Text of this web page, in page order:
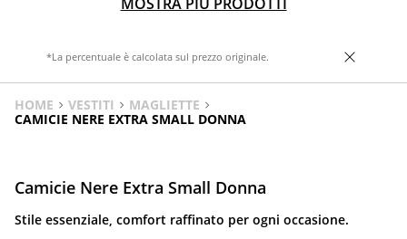
*La percentuale è calcolata sul prezzo originale.
HOME VESTITI
MAGLIETTE
CAMICIE NERE EXTRA SMALL DONNA
Camicie Nere Extra Small Donna
Stile essenziale, comfort raffinato per ogni occasione.